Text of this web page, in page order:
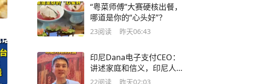
“粤菜师傅”大赛硬核出餐，
哪道是你的“心头好”？
23阅读 昨天06:43
印尼Dana电子支付CEO：
讲述家庭和信义，印尼人
同样共情
22阅读 昨天02:03